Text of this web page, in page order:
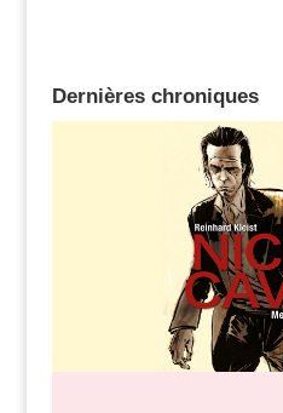
Dernières chroniques